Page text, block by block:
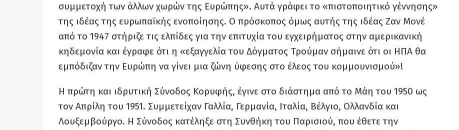
συμμετοχή των άλλων χωρών της Ευρώπης». Αυτά γράφει το «πιστοποιητικό γέννησης»
της ιδέας της ευρωπαϊκής ενοποίησης. Ο πρόσκοπος όμως αυτής της ιδέας Ζαν Μονέ
από το 1947 στήριζε τις ελπίδες για την επιτυχία του εγχειρήματος στην αμερικανική
κηδεμονία και έγραφε ότι η «εξαγγελία του Δόγματος Τρούμαν σήμαινε ότι οι ΗΠΑ θα
εμπόδιζαν την Ευρώπη να γίνει μια ζώνη ύφεσης στο έλεος του κομμουνισμού»!
Η πρώτη και ιδρυτική Σύνοδος Κορυφής, έγινε στο διάστημα από το Μάη του 1950 ως
τον Απρίλη του 1951. Συμμετείχαν Γαλλία, Γερμανία, Ιταλία, Βέλγιο, Ολλανδία και
Λουξεμβούργο. Η Σύνοδος κατέληξε στη Συνθήκη του Παρισιού, που έθετε την